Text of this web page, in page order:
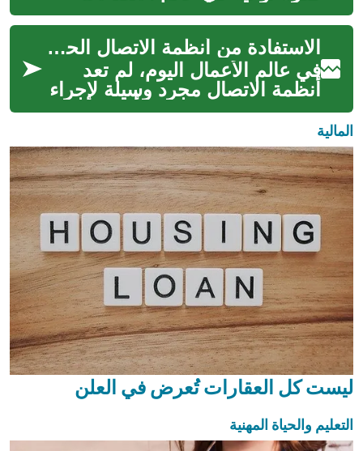
اللاسلكية، حيث تتجاوز مجرد
تحسين سرعات الإنترنت لتقدم
بُعدً...
الاستفادة من أنظمة الاتصال الحديثة للعمل
في عالم الأعمال اليوم، لم تعد
أنظمة الاتصال مجرد وسيلة لإجراء
المكالمات الهاتفية، بل أصبحت
العمود الفقري الذي يدعم ال...المالية
ليست كل العقارات تُعرض في العلن
التعليم والحياة المهنية